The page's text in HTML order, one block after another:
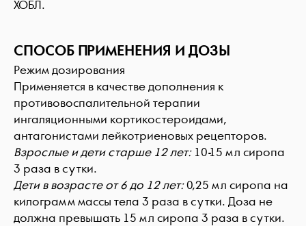
ХОБЛ.
СПОСОБ ПРИМЕНЕНИЯ И ДОЗЫ
Режим дозирования
Применяется в качестве дополнения к
противовоспалительной терапии
ингаляционными кортикостероидами,
антагонистами лейкотриеновых рецепторов.
Взрослые и дети старше 12 лет:10-15 мл сиропа
3 раза в сутки.
Дети в возрасте от 6 до 12 лет:0,25 мл сиропа на
килограмм массы тела 3 раза в сутки. Доза не
должна превышать 15 мл сиропа 3 раза в сутки.